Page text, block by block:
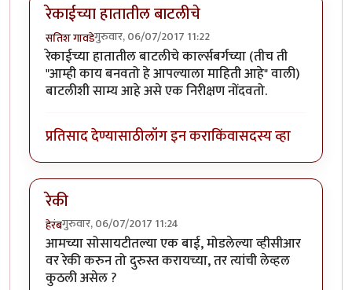
रेकाईच्या हातातील बाटलीचे
सतिश गावडेगुरुवार, 06/07/2017 11:22
रेकाईच्या हातातील बाटलीचे कार्ल्सबर्गच्या (तीच ती
"आम्ही काय बनवतो हे आपल्याला माहिती आहे" वाली)
बाटलीशी साम्य आहे असे एक निरीक्षण नोंदवतो.
प्रतिसाद देण्यासाठीलॉग इन कराकिंवासदस्य व्हा
रेकी
हेरंबगुरुवार, 06/07/2017 11:24
आमच्या सोसायटीतल्या एक बाई, मोडलेल्या व्हीसीआर
वर रेकी करुन तो दुरुस्त करायच्या, तर त्यांची लेव्हल
कुठली असेल ?